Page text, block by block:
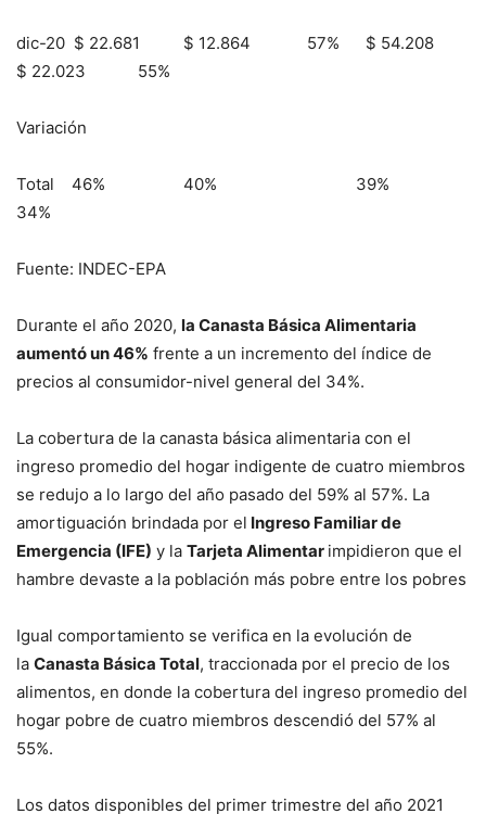
dic-20 $ 22.681 $ 12.864 57% $ 54.208
$ 22.023 55%
Variación
Total 46% 40% 39%
34%
Fuente: INDEC-EPA
Durante el año 2020, la Canasta Básica Alimentaria
aumentó un 46% frente a un incremento del índice de
precios al consumidor-nivel general del 34%.
La cobertura de la canasta básica alimentaria con el
ingreso promedio del hogar indigente de cuatro miembros
se redujo a lo largo del año pasado del 59% al 57%. La
amortiguación brindada por el Ingreso Familiar de
Emergencia (IFE) y la Tarjeta Alimentar impidieron que el
hambre devaste a la población más pobre entre los pobres
Igual comportamiento se verifica en la evolución de
la Canasta Básica Total, traccionada por el precio de los
alimentos, en donde la cobertura del ingreso promedio del
hogar pobre de cuatro miembros descendió del 57% al
55%.
Los datos disponibles del primer trimestre del año 2021